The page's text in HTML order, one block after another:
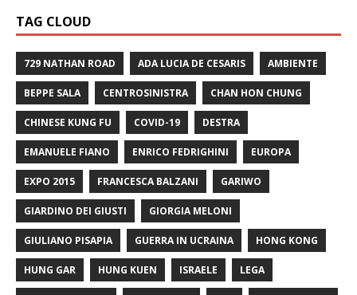
TAG CLOUD
729 NATHAN ROAD ADA LUCIA DE CESARIS AMBIENTE
BEPPE SALA CENTROSINISTRA CHAN HON CHUNG
CHINESE KUNG FU COVID-19 DESTRA
EMANUELE FIANO ENRICO FEDRIGHINI EUROPA
EXPO 2015 FRANCESCA BALZANI GARIWO
GIARDINO DEI GIUSTI GIORGIA MELONI
GIULIANO PISAPIA GUERRA IN UCRAINA HONG KONG
HUNG GAR HUNG KUEN ISRAELE LEGA